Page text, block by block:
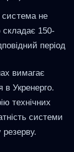
система не
150-
період
вимагає
в Укренерго.
технічних
системи
резерву.